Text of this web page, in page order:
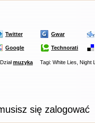
Twitter Gwar
Google Technorati
Działmuzyka Tagi: White Lies, Night
się zalogować